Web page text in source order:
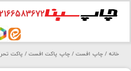
به
خانه / چاپ افست / چاپ پاکت افست / پاکت تحریر 80